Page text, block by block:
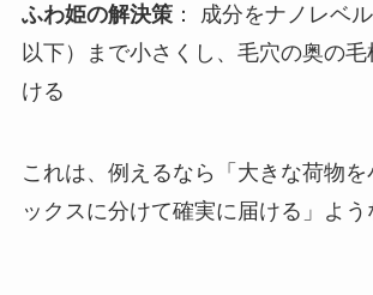
ふわ姫の解決策： 成分をナノレベ
以下）まで小さくし、毛穴の奥の
ける
これは、例えるなら「大きな荷物
ックスに分けて確実に届ける」よう